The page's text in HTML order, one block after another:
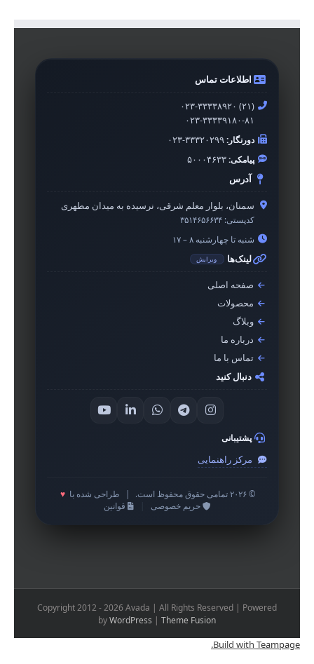
اطلاعات تماس
۰۲۳-۳۳۳۳۸۹۲۰ (۲۱)
۰۲۳-۳۳۳۳۹۱۸۰-۸۱
دورنگار:۰۲۳-۳۳۳۲۰۲۹۹
پیامکی:۵۰۰۰۴۶۳۳
آدرس
سمنان، بلوار معلم شرقی، نرسیده به میدان مطهری
کدپستی: ۳۵۱۴۶۵۶۶۳۴
شنبه تا چهارشنبه ۸ – ۱۷
لینک‌ها ویرایش
صفحه اصلی
محصولات
وبلاگ
درباره ما
تماس با ما
دنبال کنید
پشتیبانی
مرکز راهنمایی
© ۲۰۲۶ تمامی حقوق محفوظ است. طراحی شده با ♥
حریم خصوصی
قوانین
Copyright 2012 - 2026 Avada | All Rights Reserved | Powered
byWordPress | Theme Fusion
Build with Teampage
.